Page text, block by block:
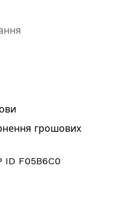
грошових
ID F05B6C0